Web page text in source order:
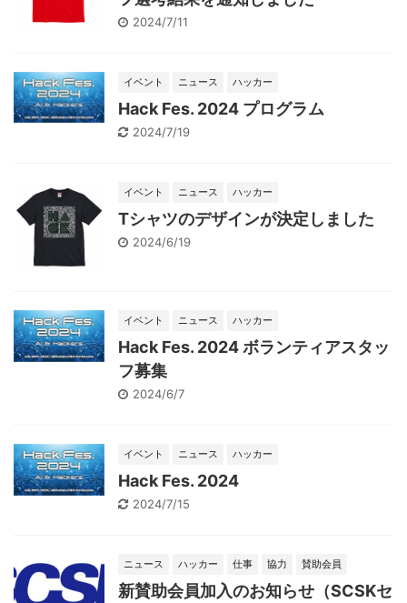
2024/7/11
イベント ニュース ハッカー
Hack Fes. 2024 プログラム
2024/7/19
イベント ニュース ハッカー
Tシャツのデザインが決定しました
2024/6/19
イベント ニュース ハッカー
Hack Fes. 2024 ボランティアスタッ
フ募集
2024/6/7
イベント ニュース ハッカー
Hack Fes. 2024
2024/7/15
ニュース ハッカー 仕事 協力 賛助会員
新賛助会員加入のお知らせ（SCSKセ